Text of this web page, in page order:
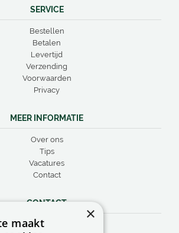
SERVICE
Bestellen
Betalen
Levertijd
Verzending
Voorwaarden
Privacy
MEER INFORMATIE
Over ons
Tips
Vacatures
Contact
CONTACT
Peacock Garden Supports
×
maakt